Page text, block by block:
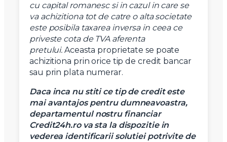
cu capital romanesc si in cazul in care se
va achizitiona tot de catre o alta societate
este posibila taxarea inversa in ceea ce
priveste cota de TVA aferenta
pretului. Aceasta proprietate se poate
achizitiona prin orice tip de credit bancar
sau prin plata numerar.
Daca inca nu stiti ce tip de credit este
mai avantajos pentru dumneavoastra,
departamentul nostru financiar
Credit24h.ro va sta la dispozitie in
vederea identificarii solutiei potrivite de